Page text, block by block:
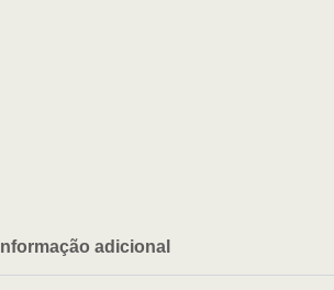
Informação adicional